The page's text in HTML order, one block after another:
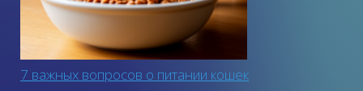
7 важных вопросов о питании кошек